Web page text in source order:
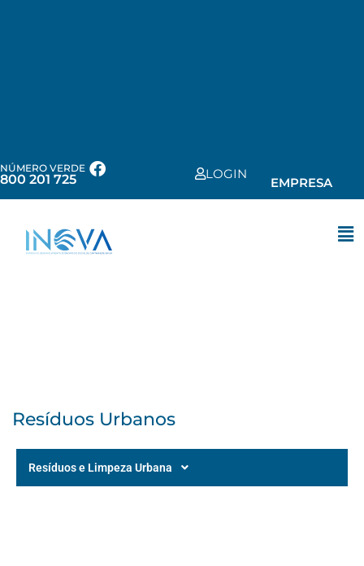
NÚMERO VERDE
800 201 725 LOGIN
EMPRESA
Resíduos Urbanos
Resíduos e Limpeza Urbana